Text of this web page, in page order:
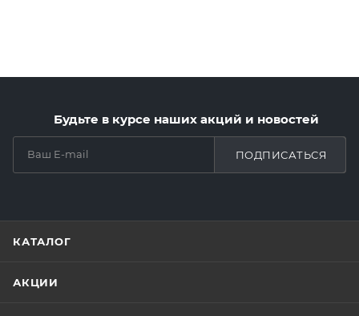
Будьте в курсе наших акций и новостей
ПОДПИСАТЬСЯ
КАТАЛОГ
АКЦИИ